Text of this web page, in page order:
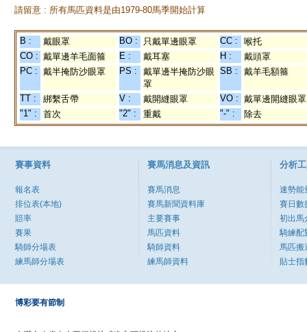
請留意 : 所有馬匹資料是由1979-80馬季開始計算
B : 戴眼罩 BO : 只戴單邊眼罩 CC :
喉托
CO : 戴單邊羊毛面箍 E : 戴耳塞 H :
戴頭罩
PC : 戴半掩防沙眼罩 PS :
戴單邊半掩防沙眼
罩
SB : 戴羊毛額箍
TT : 綁繫舌帶 V : 戴開縫眼罩 VO : 戴單邊開縫眼罩
"1" :
首次 "2" : 重戴 "-" : 除去
賽事資料
報名表
排位表(本地)
賠率
賽果
騎師分場表
練馬師分場表
賽馬消息及資訊
賽馬消息
賽馬新聞資料庫
主要賽事
馬匹資料
騎師資料
練馬師資料
分析
速勢能
賽日數
初出馬
騎練配
馬匹搬
貼士指
博彩要有節制